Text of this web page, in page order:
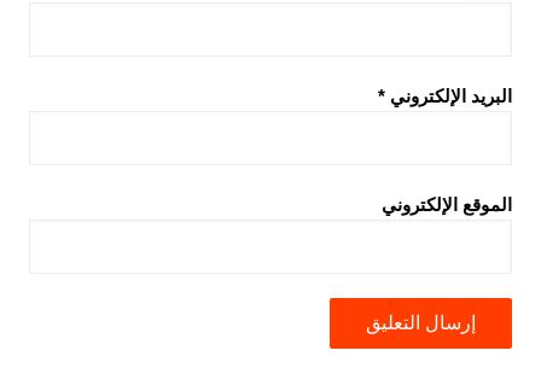
البريد الإلكتروني *
الموقع الإلكتروني